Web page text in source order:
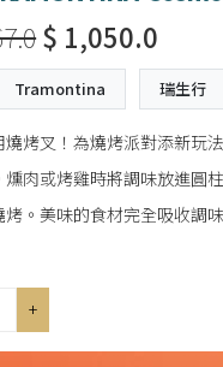
$ 1,050.0
Tramontina 瑞生行
燒烤叉！為燒烤派對添新玩
燻肉或烤雞時將調味放進圓
烤。美味的食材完全吸收調
+